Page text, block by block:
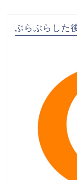
ぶらぶらした